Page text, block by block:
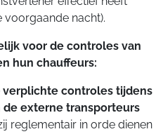
nacht).
voor de controles van
hun chauffeurs:
verplichte controles tijdens
externe transporteurs
reglementair in orde dienen